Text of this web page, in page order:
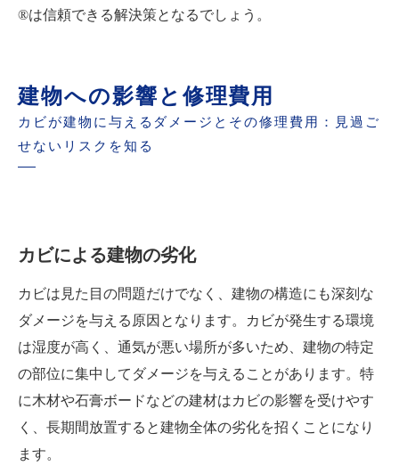
®は信頼できる解決策となるでしょう。
建物への影響と修理費用
カビが建物に与えるダメージとその修理費用：見過ご
せないリスクを知る
カビによる建物の劣化
カビは見た目の問題だけでなく、建物の構造にも深刻な
ダメージを与える原因となります。カビが発生する環境
は湿度が高く、通気が悪い場所が多いため、建物の特定
の部位に集中してダメージを与えることがあります。特
に木材や石膏ボードなどの建材はカビの影響を受けやす
く、長期間放置すると建物全体の劣化を招くことになり
ます。